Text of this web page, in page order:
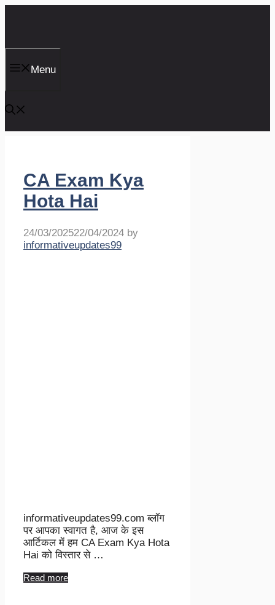
Menu
CA Exam Kya
Hota Hai
24/03/202522/04/2024 by
informativeupdates99
informativeupdates99.com ब्लॉग
पर आपका स्वागत है, आज के इस
आर्टिकल में हम CA Exam Kya Hota
Hai को विस्तार से …
Read more